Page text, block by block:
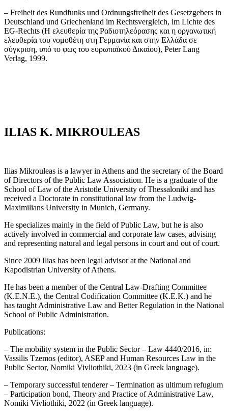
– Freiheit des Rundfunks und Ordnungsfreiheit des Gesetzgebers in
Deutschland und Griechenland im Rechtsvergleich, im Lichte des
EG-Rechts (Η ελευθερία της Ραδιοτηλεόρασης και η οργανωτική
ελευθερία του νομοθέτη στη Γερμανία και στην Ελλάδα σε
σύγκριση, υπό το φως του ευρωπαϊκού Δικαίου), Peter Lang
Verlag, 1999.
ILIAS K. MIKROULEAS
Ilias Mikrouleas is a lawyer in Athens and the secretary of the Board
of Directors of the Public Law Association. He is a graduate of the
School of Law of the Aristotle University of Thessaloniki and has
received a Doctorate in constitutional law from the Ludwig-
Maximilians University in Munich, Germany.
He specializes mainly in the field of Public Law, but he is also
actively involved in commercial and corporate law cases, advising
and representing natural and legal persons in court and out of court.
Since 2009 Ilias has been legal advisor at the National and
Kapodistrian University of Athens.
He has been a member of the Central Law-Drafting Committee
(K.E.N.E.), the Central Codification Committee (K.E.K.) and he
has taught Administrative Law and Better Regulation in the National
School of Public Administration.
Publications:
– The mobility system in the Public Sector – Law 4440/2016, in:
Vassilis Tzemos (editor), ASEP and Human Resources Law in the
Public Sector, Nomiki Vivliothiki, 2023 (in Greek language).
– Temporary successful tenderer – Termination as ultimum refugium
– Participation bond, Theory and Practice of Administrative Law,
Nomiki Vivliothiki, 2022 (in Greek language).